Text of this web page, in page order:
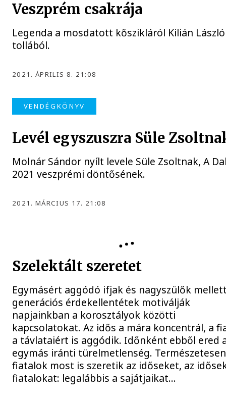
Veszprém csakrája
Legenda a mosdatott kőszikláról Kilián László
tollából.
2021. ÁPRILIS 8. 21:08
VENDÉGKÖNYV
Levél egyszuszra Süle
Molnár Sándor nyílt levele Süle Zsoltnak, A
2021 veszprémi döntősének.
2021. MÁRCIUS 17. 21:08
Szelektált szeretet
Egymásért aggódó ifjak és nagyszülők
generációs érdekellentétek motiválják
napjainkban a korosztályok közötti
kapcsolatokat. Az idős a mára koncentrál, a
a távlataiért is aggódik. Időnként ebből ered
egymás iránti türelmetlenség.
fiatalok most is szeretik az időseket, az
fiatalokat: legalábbis a sajátjaikat…